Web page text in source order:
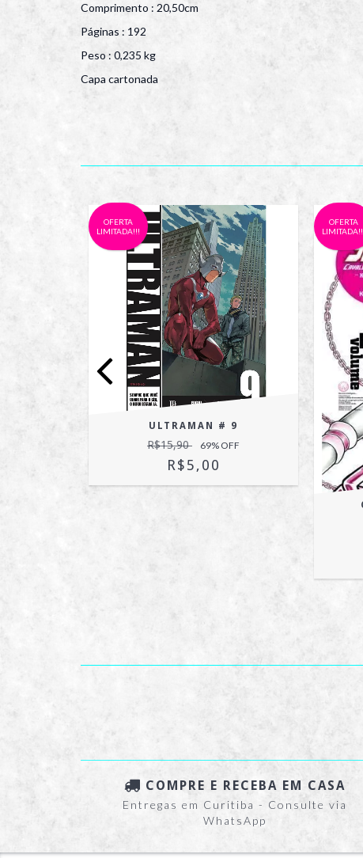
Comprimento : 20,50cm
Páginas : 192
Peso : 0,235 kg
Capa cartonada
OFERTA
LIMITADA!!!
ULTRAMAN # 9
R$15,90 69% OFF
R$5,00
OFERTA
COMPRE E RECEBA EM CASA
Entregas em Curitiba - Consulte via
WhatsApp